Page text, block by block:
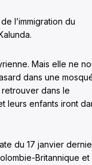
l’immigration du
Mais elle ne
dans une
dans le
leurs enfants iront
du 17 janvier
Britannique et